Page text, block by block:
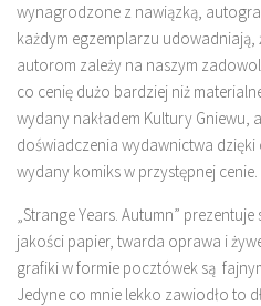
wynagrodzone z nawiązką,
każdym egzemplarzu udowadniają,
autorom zależy na naszym
co cenię dużo bardziej niż
wydany nakładem Kultury Gniewu,
doświadczenia wydawnictwa dzięki
wydany komiks w przystępnej cenie.
„Strange Years. Autumn”
jakości papier, twarda oprawa i
grafiki w formie pocztówek są
Jedyne co mnie lekko zawiodło to